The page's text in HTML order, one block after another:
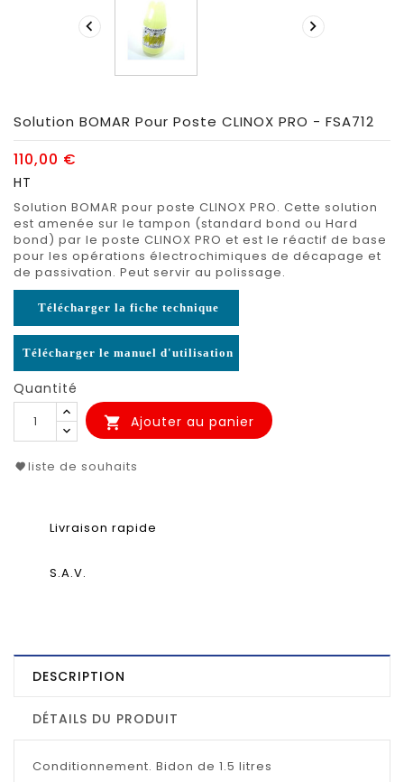
 
Solution BOMAR Pour Poste CLINOX PRO - FSA712
110,00 €
HT
Solution BOMAR pour poste CLINOX PRO. Cette solution
est amenée sur le tampon (standard bond ou Hard
bond) par le poste CLINOX PRO et est le réactif de base
pour les opérations électrochimiques de décapage et
de passivation. Peut servir au polissage.
Télécharger la fiche technique
Télécharger le manuel d'utilisation
Quantité
 Ajouter au panier
liste de souhaits
Livraison rapide
S.A.V.
DESCRIPTION
DÉTAILS DU PRODUIT
Conditionnement. Bidon de 1.5 litres